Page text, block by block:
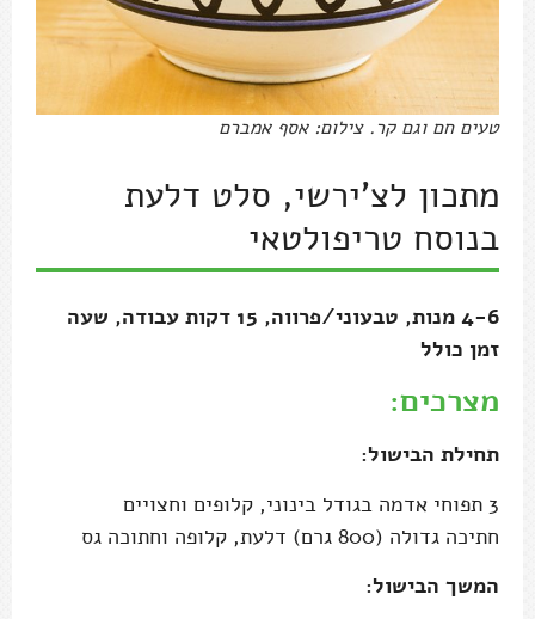
טעים חם וגם קר. צילום: אסף אמברם
מתכון לצ'ירשי, סלט דלעת
בנוסח טריפולטאי
4-6 מנות, טבעוני/פרווה, 15 דקות עבודה, שעה
זמן כולל
מצרכים:
תחילת הבישול:
3 תפוחי אדמה בגודל בינוני, קלופים וחצויים
חתיכה גדולה (800 גרם) דלעת, קלופה וחתוכה גס
המשך הבישול: